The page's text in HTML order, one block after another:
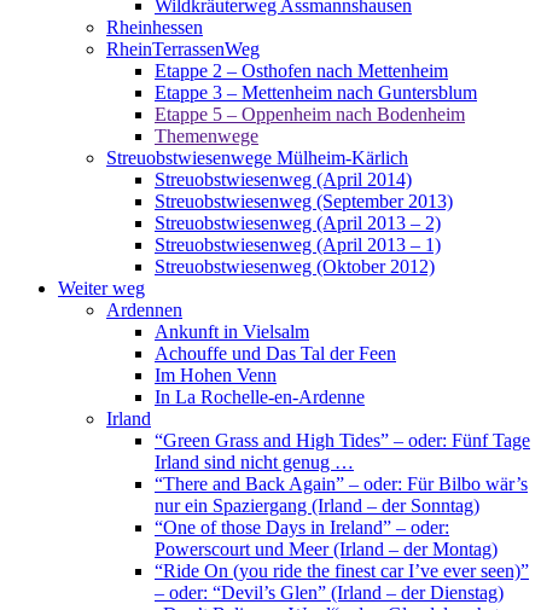
Wildkräuterweg Assmannshausen
Rheinhessen
RheinTerrassenWeg
Etappe 2 – Osthofen nach Mettenheim
Etappe 3 – Mettenheim nach Guntersblum
Etappe 5 – Oppenheim nach Bodenheim
Themenwege
Streuobstwiesenwege Mülheim-Kärlich
Streuobstwiesenweg (April 2014)
Streuobstwiesenweg (September 2013)
Streuobstwiesenweg (April 2013 – 2)
Streuobstwiesenweg (April 2013 – 1)
Streuobstwiesenweg (Oktober 2012)
Weiter weg
Ardennen
Ankunft in Vielsalm
Achouffe und Das Tal der Feen
Im Hohen Venn
In La Rochelle-en-Ardenne
Irland
“Green Grass and High Tides” – oder: Fünf Tage
Irland sind nicht genug …
“There and Back Again” – oder: Für Bilbo wär’s
nur ein Spaziergang (Irland – der Sonntag)
“One of those Days in Ireland” – oder:
Powerscourt und Meer (Irland – der Montag)
“Ride On (you ride the finest car I’ve ever seen)”
– oder: “Devil’s Glen” (Irland – der Dienstag)